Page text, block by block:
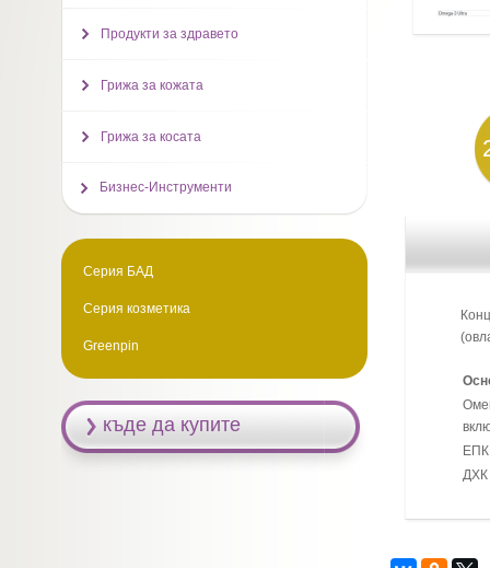
ЕПК
ДХК
Продукти за здравето
Грижа за кожата
Грижа за косата
Бизнес-Инструменти
Серия БАД
Серия козметика
Greenpin
къде да купите